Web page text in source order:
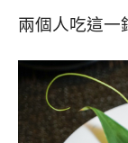
兩個人吃這一